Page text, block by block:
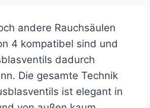
andere Rauchsäulen
4 kompatibel sind und
dadurch
Die gesamte Technik
ist elegant in